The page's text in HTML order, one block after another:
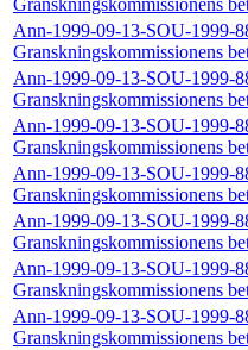
Granskningskommissionens
Ann-1999-09-13-SOU-1999-
Granskningskommissionens
Ann-1999-09-13-SOU-1999-
Granskningskommissionens
Ann-1999-09-13-SOU-1999-
Granskningskommissionens
Ann-1999-09-13-SOU-1999-
Granskningskommissionens
Ann-1999-09-13-SOU-1999-
Granskningskommissionens
Ann-1999-09-13-SOU-1999-
Granskningskommissionens
Ann-1999-09-13-SOU-1999-
Granskningskommissionens